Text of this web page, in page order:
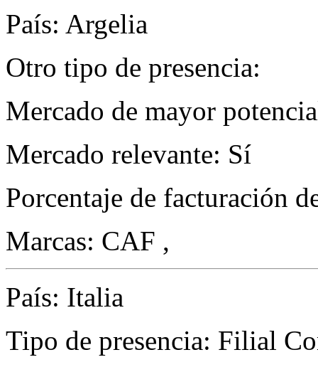
País: Argelia
Otro tipo de presencia:
Mercado de mayor
Mercado relevante: Sí
Porcentaje de facturación
Marcas: CAF ,
País: Italia
Tipo de presencia: Filial